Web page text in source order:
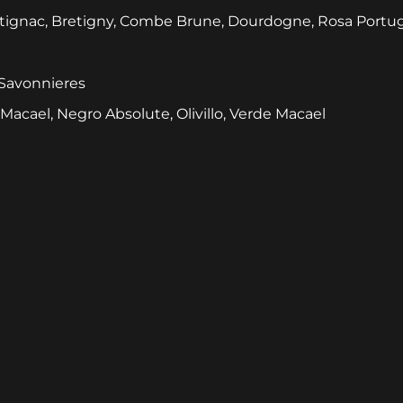
Bretigny, Combe Brune, Dourdogne, Rosa
Negro Absolute, Olivillo, Verde Macael